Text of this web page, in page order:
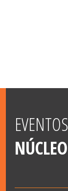
EVENTOS
NÚCLEO